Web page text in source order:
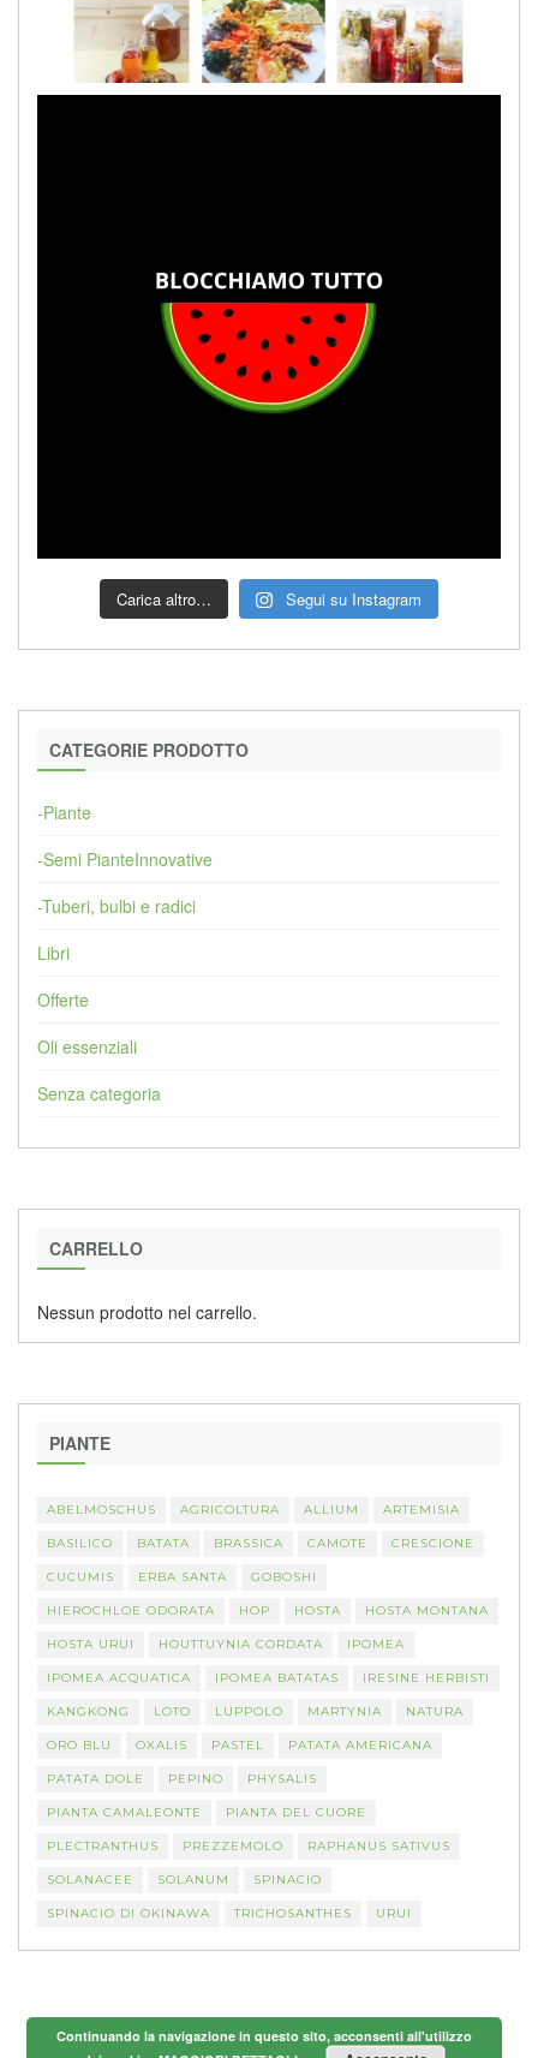
Carica altro… Segui su Instagram
CATEGORIE PRODOTTO
-Piante
-Semi PianteInnovative
-Tuberi, bulbi e radici
Libri
Offerte
Oli essenziali
Senza categoria
CARRELLO
Nessun prodotto nel carrello.
PIANTE
ABELMOSCHUS AGRICOLTURA ALLIUM ARTEMISIA
BASILICO BATATA BRASSICA CAMOTE CRESCIONE
CUCUMIS ERBA SANTA GOBOSHI
HIEROCHLOE ODORATA HOP HOSTA HOSTA MONTANA
HOSTA URUI HOUTTUYNIA CORDATA IPOMEA
IPOMEA ACQUATICA IPOMEA BATATAS IRESINE HERBISTI
KANGKONG LOTO LUPPOLO MARTYNIA NATURA
ORO BLU OXALIS PASTEL PATATA AMERICANA
PATATA DOLE PEPINO PHYSALIS
PIANTA CAMALEONTE PIANTA DEL CUORE
PLECTRANTHUS PREZZEMOLO RAPHANUS SATIVUS
SOLANACEE SOLANUM SPINACIO
SPINACIO DI OKINAWA TRICHOSANTHES URUI
Continuando la navigazione in questo sito, acconsenti all'utilizzo